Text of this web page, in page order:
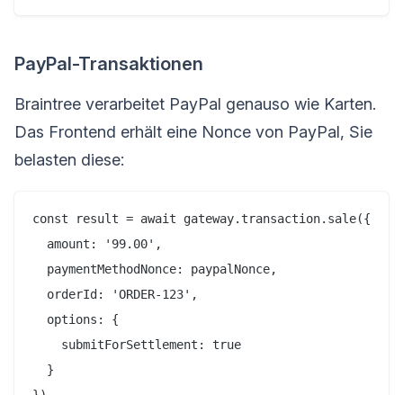
PayPal-Transaktionen
Braintree verarbeitet PayPal genauso wie Karten.
Das Frontend erhält eine Nonce von PayPal, Sie
belasten diese:
const result = await gateway.transaction.sale({
  amount: '99.00',
  paymentMethodNonce: paypalNonce,
  orderId: 'ORDER-123',
  options: {
    submitForSettlement: true
  }